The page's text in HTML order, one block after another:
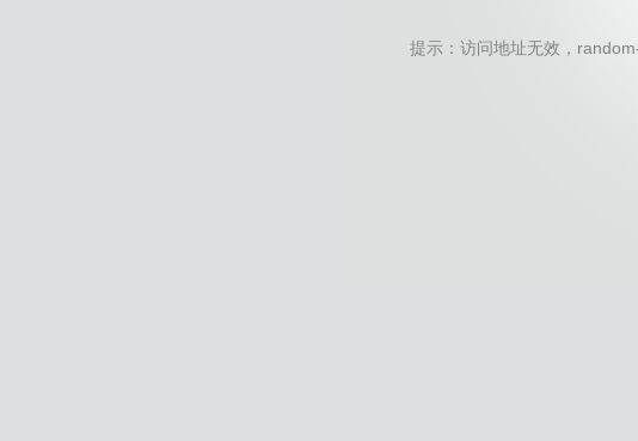
提示：访问地址无效，